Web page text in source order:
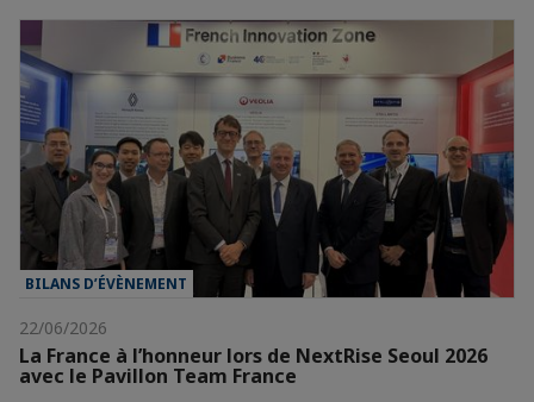
BILANS D’ÉVÈNEMENT
22/06/2026
La France à l’honneur lors de NextRise Seoul 2026
avec le Pavillon Team France